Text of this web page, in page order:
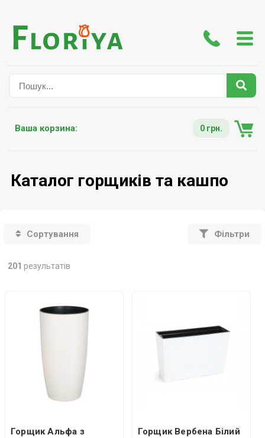
Ваша корзина: 0 грн.
Каталог горщиків та кашпо
Сортування Фільтри
201 результатів
Горщик Альфа з
Горщик Вербена Білий